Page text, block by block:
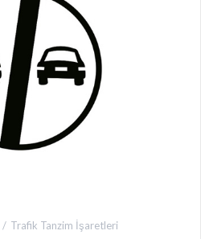
Trafik Tanzim İşaretleri